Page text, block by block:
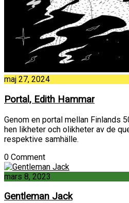
maj 27, 2024
Portal, Edith Hammar
Genom en portal mellan Finlands
hen likheter och olikheter av de
respektive samhälle.
0 Comment
mars 8, 2023
Gentleman Jack